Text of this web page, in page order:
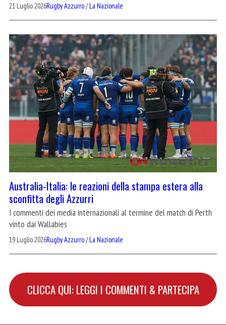
21 Luglio 2026Rugby Azzurro/La Nazionale
Australia-Italia: le reazioni della stampa estera alla
sconfitta degli Azzurri
I commenti dei media internazionali al termine del match di Perth
vinto dai Wallabies
19 Luglio 2026Rugby Azzurro/La Nazionale
CLICCA QUI: LEGGI I COMMENTI & PARTECIPA